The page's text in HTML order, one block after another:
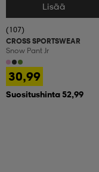
Valitse Koko
Lisää
(107)
CROSS SPORTSWEAR
Snow Pant Jr
30,99
Suositushinta 52,99